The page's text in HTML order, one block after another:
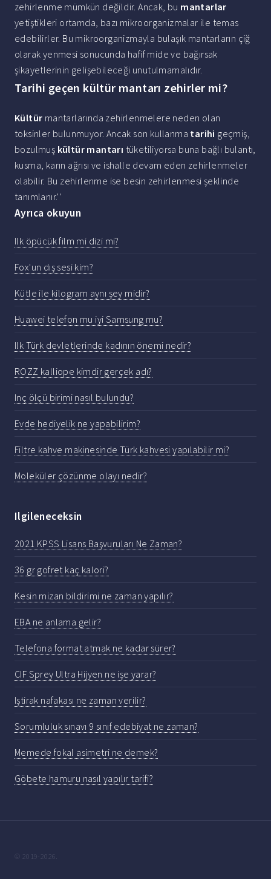
zehirlenme mümkün değildir. Ancak, bu mantarlar
yetiştikleri ortamda, bazı mikroorganizmalar ile temas
edebilirler. Bu mikroorganizmayla bulaşık mantarların çiğ
olarak yenmesi sonucunda hafif mide ve bağırsak
şikayetlerinin gelişebileceği unutulmamalıdır.
Tarihi geçen kültür mantarı zehirler mi?
Kültür mantarlarında zehirlenmelere neden olan
toksinler bulunmuyor. Ancak son kullanma tarihi geçmiş,
bozulmuş kültür mantarı tüketiliyorsa buna bağlı bulantı,
kusma, karın ağrısı ve ishalle devam eden zehirlenmeler
olabilir. Bu zehirlenme ise besin zehirlenmesi şeklinde
tanımlanır.''
Ayrıca okuyun
Ilk öpücük film mi dizi mi?
Fox'un dış sesi kim?
Kütle ile kilogram aynı şey midir?
Huawei telefon mu iyi Samsung mu?
Ilk Türk devletlerinde kadının önemi nedir?
ROZZ kalliope kimdir gerçek adı?
Inç ölçü birimi nasıl bulundu?
Evde hediyelik ne yapabilirim?
Filtre kahve makinesinde Türk kahvesi yapılabilir mi?
Moleküler çözünme olayı nedir?
Ilgileneceksin
2021 KPSS Lisans Başvuruları Ne Zaman?
36 gr gofret kaç kalori?
Kesin mizan bildirimi ne zaman yapılır?
EBA ne anlama gelir?
Telefona format atmak ne kadar sürer?
CIF Sprey Ultra Hijyen ne işe yarar?
Iştirak nafakası ne zaman verilir?
Sorumluluk sınavı 9 sınıf edebiyat ne zaman?
Memede fokal asimetri ne demek?
Göbete hamuru nasıl yapılır tarifi?
© 2019-2026.